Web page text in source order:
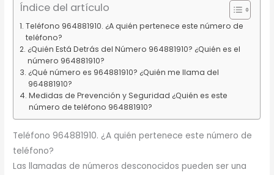
Índice del artículo
Teléfono 964881910. ¿A quién pertenece este número de
teléfono?
¿Quién Está Detrás del Número 964881910? ¿Quién es el
número 964881910?
¿Qué número es 964881910? ¿Quién me llama del
964881910?
Medidas de Prevención y Seguridad ¿Quién es este
número de teléfono 964881910?
Teléfono 964881910. ¿A quién pertenece este número de
teléfono?
Las llamadas de números desconocidos pueden ser una